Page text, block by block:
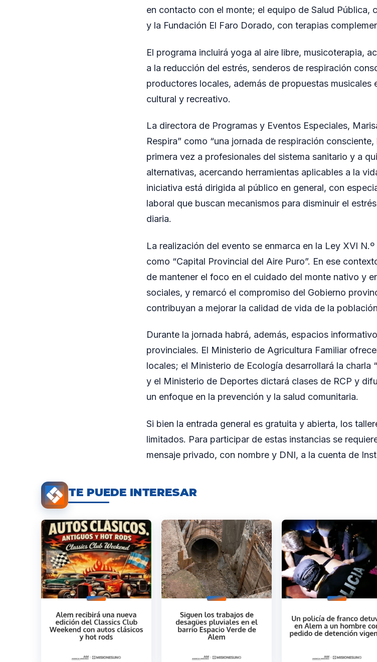
en contacto con el monte; el equipo de Salud Pública,
y la Fundación El Faro Dorado, con terapias
El programa incluirá yoga al aire libre, musicoterapia,
a la reducción del estrés, senderos de respiración
productores locales, además de propuestas musicales
cultural y recreativo.
La directora de Programas y Eventos Especiales,
Respira” como “una jornada de respiración
primera vez a profesionales del sistema sanitario y a
alternativas, acercando herramientas aplicables a la
iniciativa está dirigida al público en general, con
laboral que buscan mecanismos para disminuir el
diaria.
La realización del evento se enmarca en la Ley XVI
como “Capital Provincial del Aire Puro”. En ese
de mantener el foco en el cuidado del monte nativo y
sociales, y remarcó el compromiso del Gobierno
contribuyan a mejorar la calidad de vida de la
Durante la jornada habrá, además, espacios
provinciales. El Ministerio de Agricultura Familiar
locales; el Ministerio de Ecología desarrollará la charla
y el Ministerio de Deportes dictará clases de RCP y
un enfoque en la prevención y la salud comunitaria.
Si bien la entrada general es gratuita y abierta, los
limitados. Para participar de estas instancias se
mensaje privado, con nombre y DNI, a la cuenta de
TE PUEDE INTERESAR